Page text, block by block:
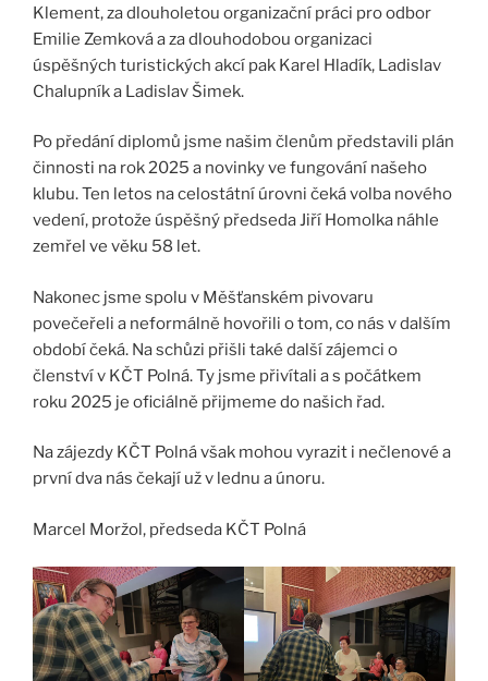
Klement, za dlouholetou organizační práci pro odbor
Emilie Zemková a za dlouhodobou organizaci
úspěšných turistických akcí pak Karel Hladík, Ladislav
Chalupník a Ladislav Šimek.
Po předání diplomů jsme našim členům představili plán
činnosti na rok 2025 a novinky ve fungování našeho
klubu. Ten letos na celostátní úrovni čeká volba nového
vedení, protože úspěšný předseda Jiří Homolka náhle
zemřel ve věku 58 let.
Nakonec jsme spolu v Měšťanském pivovaru
povečeřeli a neformálně hovořili o tom, co nás v dalším
období čeká. Na schůzi přišli také další zájemci o
členství v KČT Polná. Ty jsme přivítali a s počátkem
roku 2025 je oficiálně přijmeme do našich řad.
Na zájezdy KČT Polná však mohou vyrazit i nečlenové a
první dva nás čekají už v lednu a únoru.
Marcel Moržol, předseda KČT Polná